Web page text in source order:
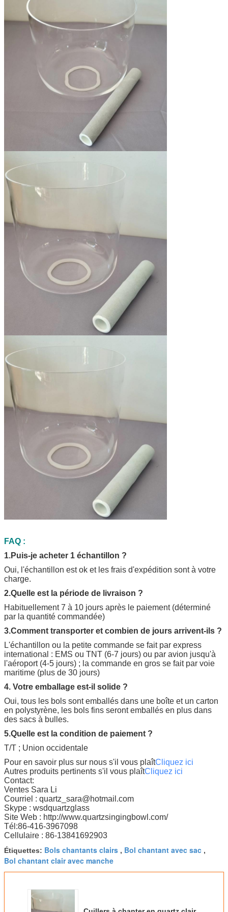
FAQ :
1.Puis-je acheter 1 échantillon ?
Oui, l'échantillon est ok et les frais d'expédition sont à votre
charge.
2.Quelle est la période de livraison ?
Habituellement 7 à 10 jours après le paiement (déterminé
par la quantité commandée)
3.Comment transporter et combien de jours arrivent-ils ?
L'échantillon ou la petite commande se fait par express
international : EMS ou TNT (6-7 jours) ou par avion jusqu'à
l'aéroport (4-5 jours) ; la commande en gros se fait par voie
maritime (plus de 30 jours)
4. Votre emballage est-il solide ?
Oui, tous les bols sont emballés dans une boîte et un carton
en polystyrène, les bols fins seront emballés en plus dans
des sacs à bulles.
5.Quelle est la condition de paiement ?
T/T ; Union occidentale
Pour en savoir plus sur nous s'il vous plaîtCliquez ici
Autres produits pertinents s'il vous plaîtCliquez ici
Contact:
Ventes Sara Li
Courriel : quartz_sara@hotmail.com
Skype : wsdquartzglass
Site Web : http://www.quartzsingingbowl.com/
Tél:86-416-3967098
Cellulaire : 86-13841692903
Étiquettes: Bols chantants clairs , Bol chantant avec sac ,
Bol chantant clair avec manche